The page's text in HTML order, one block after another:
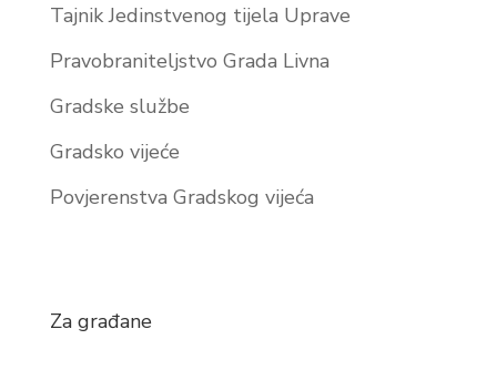
Tajnik Jedinstvenog tijela Uprave
Pravobraniteljstvo Grada Livna
Gradske službe
Gradsko vijeće
Povjerenstva Gradskog vijeća
Za građane